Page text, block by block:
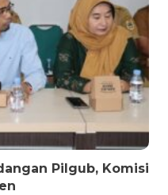
Pilgub, Komisi